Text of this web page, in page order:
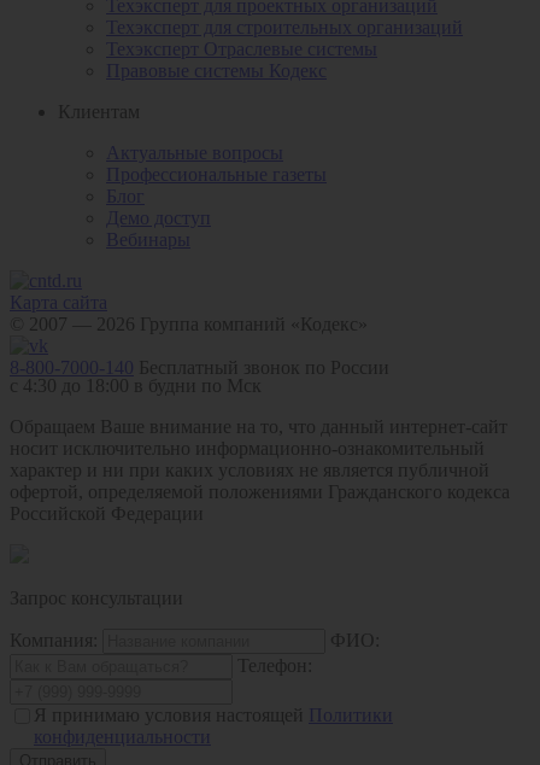
Техэксперт для проектных организаций
Техэксперт для строительных организаций
Техэксперт Отраслевые системы
Правовые системы Кодекс
Клиентам
Актуальные вопросы
Профессиональные газеты
Блог
Демо доступ
Вебинары
Карта сайта
© 2007 — 2026 Группа компаний «Кодекс»
8-800-7000-140 Бесплатный звонок по России
с 4:30 до 18:00 в будни по Мск
Обращаем Ваше внимание на то, что данный интернет-сайт
носит исключительно информационно-ознакомительный
характер и ни при каких условиях не является публичной
офертой, определяемой положениями Гражданского кодекса
Российской Федерации
Запрос консультации
Компания:
ФИО:
Телефон:
Я принимаю условия настоящей Политики
конфиденциальности